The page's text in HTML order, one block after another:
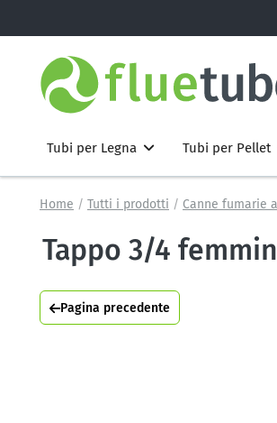
Tubi per Legna Tubi per Pellet
Home Tutti i prodotti Canne fumarie
Tappo 3/4
Pagina precedente